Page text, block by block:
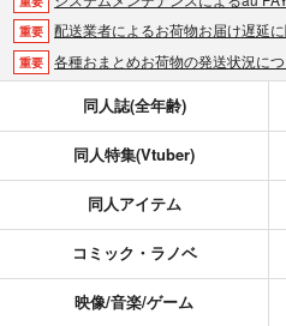
重要 配送業者によるお荷物お届け遅延
重要 各種おまとめお荷物の発送状況に
おまとめサイクル「定期便(月2)」一般会員
重要 「とらのあな×駿河屋日本橋乙女同人誌館」通販店頭受取サ
【2025/12/1より】「通販ポイント⇒とらコイン変換
個人情報保護方針の改定について（
重要 ポイント付与・管理体制改定のお
全てのお知らせを見る
同人誌(全年齢)
同人特集(Vtuber)
同人アイテム
コミック・ラノベ
映像/音楽/ゲーム